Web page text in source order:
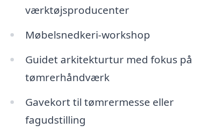
værktøjsproducenter
Møbelsnedkeri-workshop
Guidet arkitekturtur med fokus på
tømrerhåndværk
Gavekort til tømrermesse eller
fagudstilling